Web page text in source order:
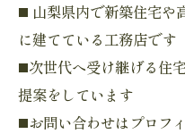
◼️ 山梨県内で新築住宅や
に建てている工務店です
◼️次世代へ受け継げる住
提案をしています
◼️お問い合わせはプロフ